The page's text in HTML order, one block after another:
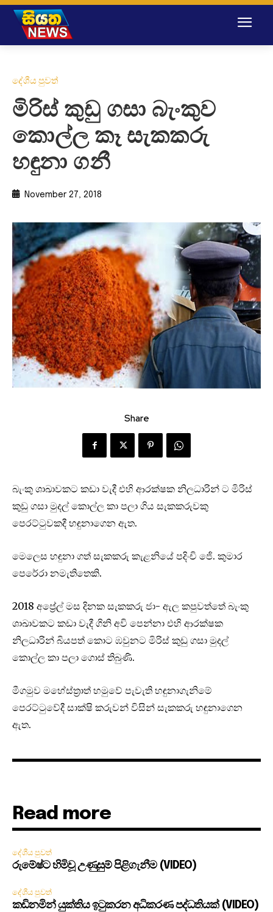
දේශීය පුවත්
මිරිස් කුඩු ගසා බැංකුව
කොල්ල කෑ සැකකරු
හඳුනා ගනී
November 27, 2018
Share
බැංකු ශාඛාවකට කඩා වැදී එහි ආරක්ෂක නිලධාරින් ට මිරිස්
කුඩු ගසා මුදල් කොල්ල කා පලා ගිය සැකකරුවකු
පෙරට්ටුවකදී හඳුනාගෙන ඇත.
මෙලෙස හඳුනා ගත් සැකකරු කැළනියේ පදිංචි ජෙි. කුමාර
පෙරේරා නමැතිතෙකි.
2018 අප්‍රේල් මස දිනක සැකකරු ජා- ඇල කපුවත්තේ බැංකු
ශාඛාවකට කඩා වැදී ගිනි අවි පෙන්නා එහි ආරක්ෂක
නිලධාරින් බියපත් කොට ඹවුනට මිරිස් කුඩු ගසා මුදල්
කොල්ල කා පලා ගොස් තිබුණි.
මීගමුව මහේස්ත්‍රාත් හමුවේ පැවැති හඳුනාගැනිමේ
පෙරට්ටුවේදී සාක්ෂි කරුවන් විසින් සැකකරු හඳුනාගෙන
ඇත.
Read more
දේශීය පුවත්
රුමේෂ්ට හිමිවූ උණුසුම් පිළිගැනීම (VIDEO)
දේශීය පුවත්
කඩිනමින් යුක්තිය ඉටුකරන අධිකරණ පද්ධතියක් (VIDEO)